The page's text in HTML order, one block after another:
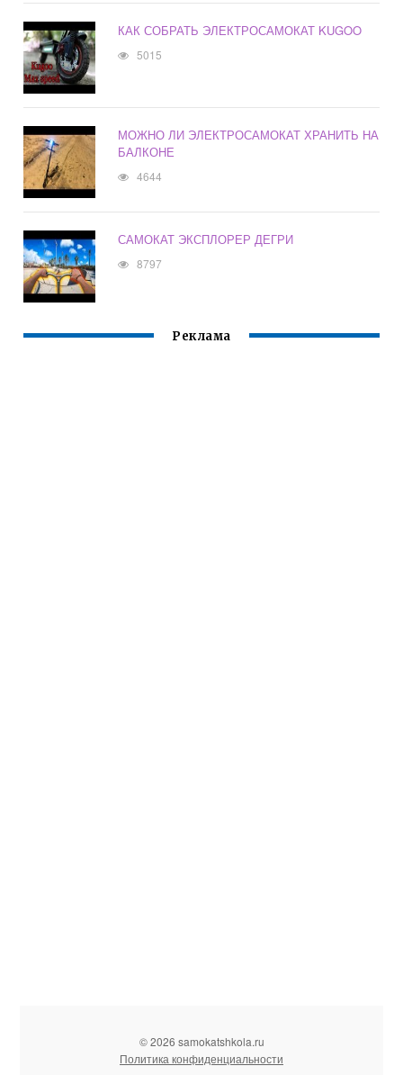
КАК СОБРАТЬ ЭЛЕКТРОСАМОКАТ KUGOO
5015
МОЖНО ЛИ ЭЛЕКТРОСАМОКАТ ХРАНИТЬ НА
БАЛКОНЕ
4644
САМОКАТ ЭКСПЛОРЕР ДЕГРИ
8797
Реклама
© 2026 samokatshkola.ru
Политика конфиденциальности